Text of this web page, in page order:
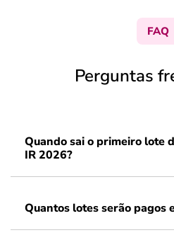
FAQ
Perguntas
Quando sai o primeiro lote
IR 2026?
Quantos lotes serão pagos